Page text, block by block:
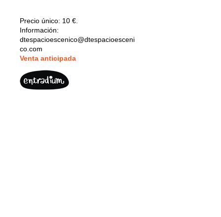
Precio único: 10 €.
Información:
dtespacioescenico@dtespacioesceni
co.com
Venta anticipada